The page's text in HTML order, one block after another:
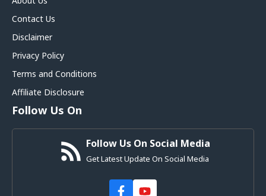
Contact Us
Disclaimer
Privacy Policy
Terms and Conditions
Affiliate Disclosure
Follow Us On
Follow Us On Social Media
Get Latest Update On Social Media